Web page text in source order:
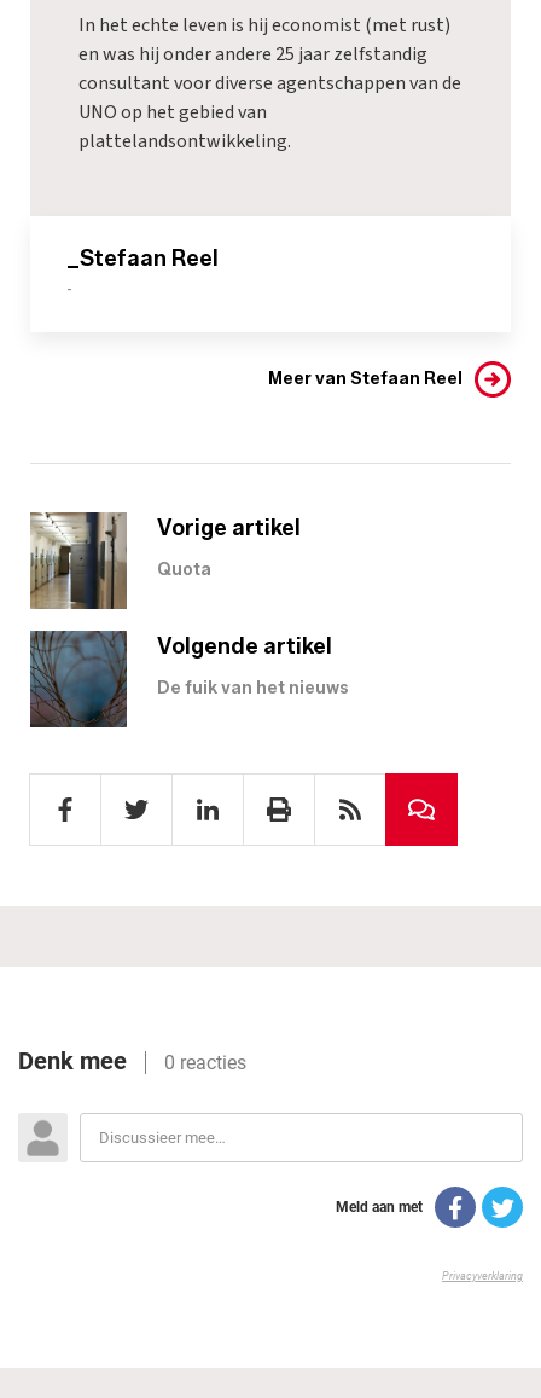
In het echte leven is hij economist (met rust)
en was hij onder andere 25 jaar zelfstandig
consultant voor diverse agentschappen van de
UNO op het gebied van
plattelandsontwikkeling.
_Stefaan Reel
-
Meer van Stefaan Reel
Vorige artikel
Quota
Volgende artikel
De fuik van het nieuws